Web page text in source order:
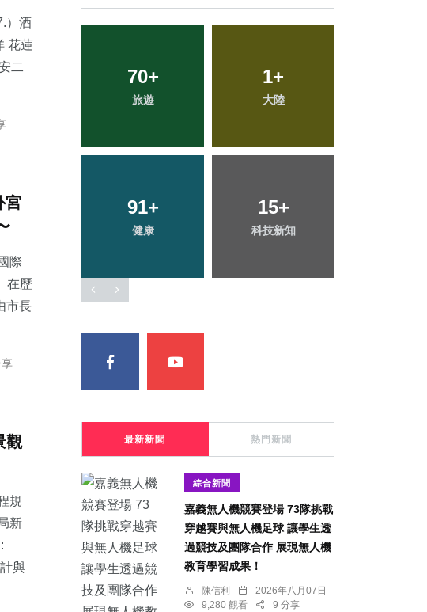
）酒
花蓮
二
宮
際
在歷
市長
觀
規
新
與
1+
15
技新知
51+
專欄
32+
宗教
171+
社會
22+
頭條
最新新聞 熱門新聞
綜合新聞
嘉義無人機競賽登場 73隊挑戰
穿越賽與無人機足球 讓學生透
過競技及團隊合作 展現無人機
教育學習成果！
陳信利
2026年八月07日
9,280 觀看
9 分享